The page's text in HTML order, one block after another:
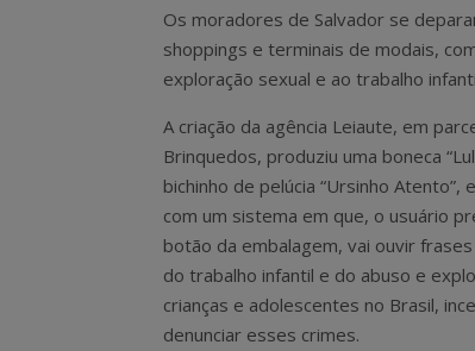
Os moradores de Salvador se
shoppings e terminais de modais,
exploração sexual e ao trabalho
A criação da agência Leiaute, em
Brinquedos, produziu uma boneca
bichinho de pelúcia “Ursinho Atento”,
com um sistema em que, o usuário
botão da embalagem, vai ouvir
do trabalho infantil e do abuso e
crianças e adolescentes no Brasil,
denunciar esses crimes.